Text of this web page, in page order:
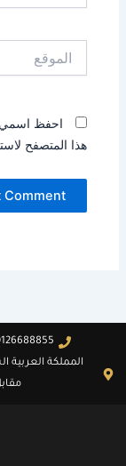
احفظ اسمي،
هذا المتصفح
المملكة